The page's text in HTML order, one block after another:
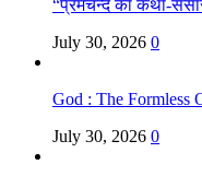
“प्रेमचन्द का कथा-
July 30, 2026 0
God : The Formless
July 30, 2026 0